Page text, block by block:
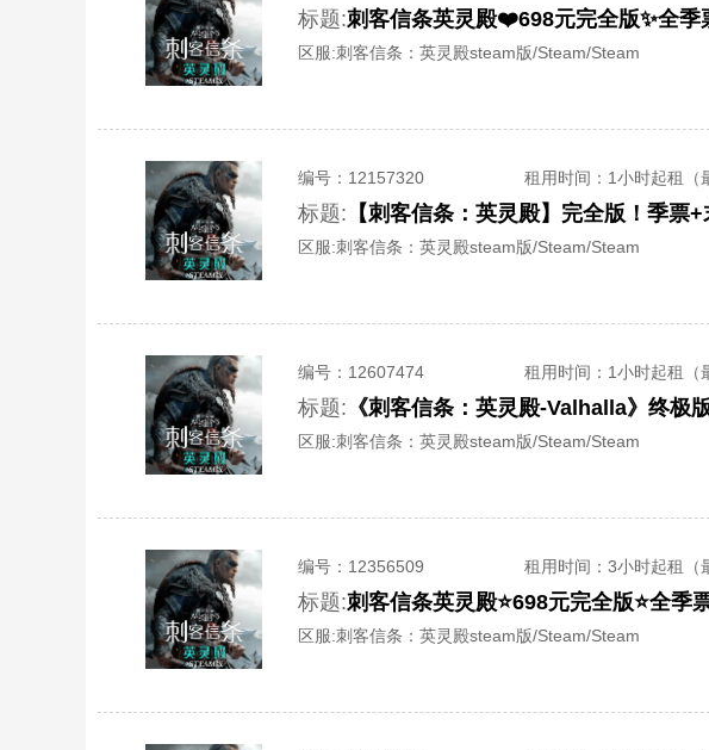
标题:刺客信条英灵殿❤️698元完全版✨全季
区服:刺客信条：英灵殿steam版/Steam/Steam
编号： 12157320 租用时间 ：1小时起租（
标题: 【刺客信条：英灵殿】完全版！季票
区服:刺客信条：英灵殿steam版/Steam/Steam
编号： 12607474 租用时间 ：1小时起租（
标题: 《刺客信条：英灵殿-Valhalla》终极
区服:刺客信条：英灵殿steam版/Steam/Steam
编号： 12356509 租用时间 ：3小时起租（
标题:刺客信条英灵殿⭐698元完全版⭐全季
区服:刺客信条：英灵殿steam版/Steam/Steam